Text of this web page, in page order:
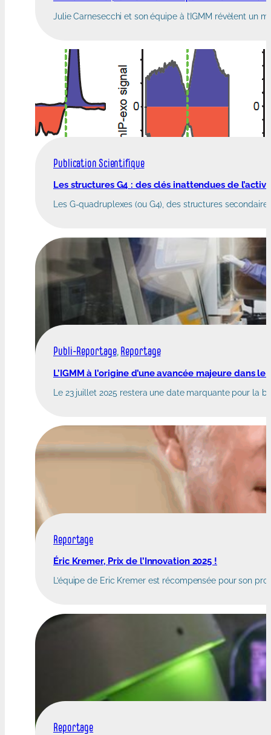
Julie Carnesecchi et son équipe à l’IGMM révèlent un
Publication Scientifique
Les structures G4 : des clés inattendues de
Les G-quadruplexes (ou G4), des structures
Publi-Reportage, Reportage
L’IGMM à l’origine d’une avancée majeure
Le 23 juillet 2025 restera une date marquante pour la
Reportage
Éric Kremer, Prix de l’Innovation 2025 !
L’équipe de Eric Kremer est récompensée pour son
Reportage